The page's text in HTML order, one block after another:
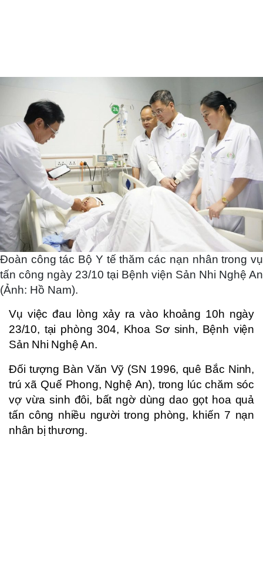
Đoàn công tác Bộ Y tế thăm các nạn nhân trong vụ
tấn công ngày 23/10 tại Bệnh viện Sản Nhi Nghệ An
(Ảnh: Hồ Nam).
Vụ việc đau lòng xảy ra vào khoảng 10h ngày
23/10, tại phòng 304, Khoa Sơ sinh, Bệnh viện
Sản Nhi Nghệ An.
Đối tượng Bàn Văn Vỹ (SN 1996, quê Bắc Ninh,
trú xã Quế Phong, Nghệ An), trong lúc chăm sóc
vợ vừa sinh đôi, bất ngờ dùng dao gọt hoa quả
tấn công nhiều người trong phòng, khiến 7 nạn
nhân bị thương.